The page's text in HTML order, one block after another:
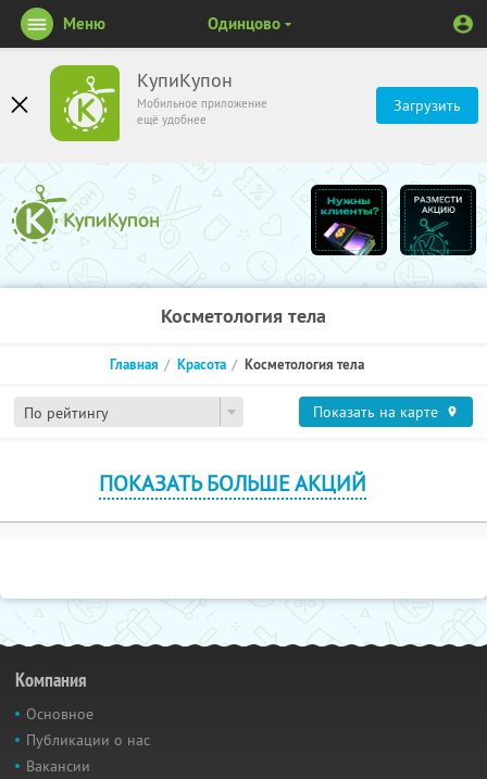
КупиКупон
Мобильное приложение
ещё удобнее
Загрузить
Меню Одинцово
Косметология тела
По рейтингу
Главная Красота Косметология тела
Показать на карте
ПОКАЗАТЬ БОЛЬШЕ АКЦИЙ
Компания
Основное
Публикации о нас
Вакансии